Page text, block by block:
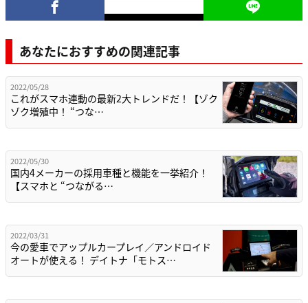
あなたにおすすめの関連記事
2022/05/28
これがスマホ連動の最新2大トレンドだ！【ゾク
ゾク増殖中！ “つな…
2022/05/30
国内4メーカーの採用車種と機能を一挙紹介！
【スマホと “つながる…
2022/03/31
今の愛車でアップルカープレイ／アンドロイド
オートが使える！ デイトナ「モトス…